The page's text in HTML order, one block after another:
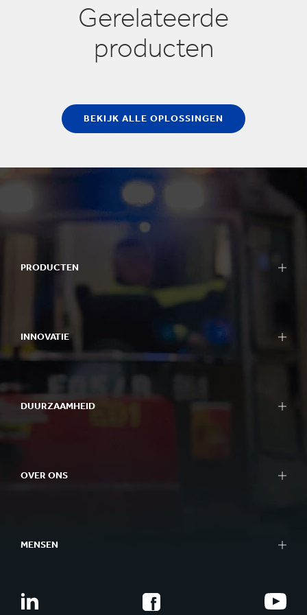
Gerelateerde
producten
BEKIJK ALLE OPLOSSINGEN
PRODUCTEN
INNOVATIE
DUURZAAMHEID
OVER ONS
MENSEN